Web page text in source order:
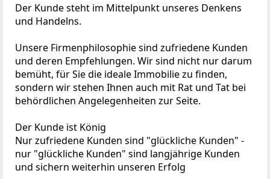
Der Kunde steht im Mittelpunkt unseres Denkens
und Handelns.
Unsere Firmenphilosophie sind zufriedene Kunden
und deren Empfehlungen. Wir sind nicht nur darum
bemüht, für Sie die ideale Immobilie zu finden,
sondern wir stehen Ihnen auch mit Rat und Tat bei
behördlichen Angelegenheiten zur Seite.
Der Kunde ist König
Nur zufriedene Kunden sind "glückliche Kunden" -
nur "glückliche Kunden" sind langjährige Kunden
und sichern weiterhin unseren Erfolg